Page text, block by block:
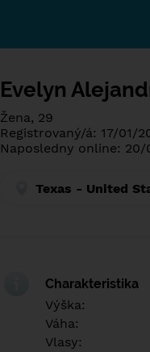
Evelyn
Žena, 29
Registrovaný/á: 17/01/
Naposledny online: 20/
Texas - United
Charakteristika
Výška:
Váha:
Vlasy: